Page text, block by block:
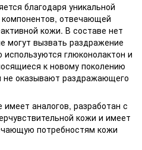
благодаря уникальной
отвечающей
кожи. В составе нет
могут вызвать раздражение
глюконолактон и
к новому поколению
не оказывают раздражающего
аналогов, разработан с
кожи и имеет
потребностям кожи